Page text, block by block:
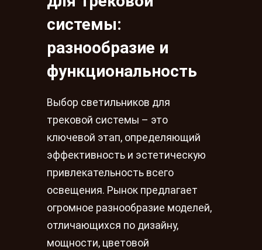
системы:
разнообразие и
функциональность
Выбор светильников для
трековой системы – это
ключевой этап, определяющий
эффективность и эстетическую
привлекательность всего
освещения. Рынок предлагает
огромное разнообразие моделей,
отличающихся по дизайну,
мощности, цветовой